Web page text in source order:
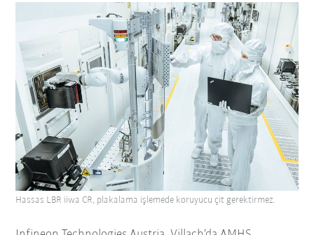
Hassas LBR iiwa CR, plakalama işlemede koruyucu çit gerektirmez.